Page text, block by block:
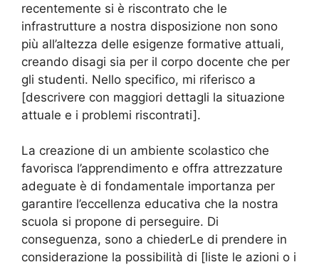
recentemente si è riscontrato che le
infrastrutture a nostra disposizione non sono
più all’altezza delle esigenze formative attuali,
creando disagi sia per il corpo docente che per
gli studenti. Nello specifico, mi riferisco a
[descrivere con maggiori dettagli la situazione
attuale e i problemi riscontrati].
La creazione di un ambiente scolastico che
favorisca l’apprendimento e offra attrezzature
adeguate è di fondamentale importanza per
garantire l’eccellenza educativa che la nostra
scuola si propone di perseguire. Di
conseguenza, sono a chiederLe di prendere in
considerazione la possibilità di [liste le azioni o i